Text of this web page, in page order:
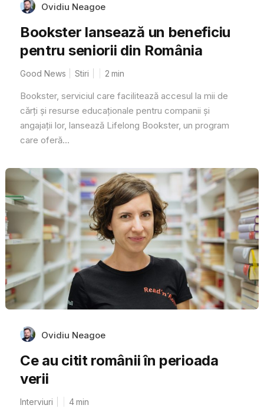
Ovidiu Neagoe
Bookster lansează un beneficiu
pentru seniorii din România
Good News Stiri 2 min
Bookster, serviciul care facilitează accesul la mii de
cărți și resurse educaționale pentru companii și
angajații lor, lansează Lifelong Bookster, un program
care oferă...
Ovidiu Neagoe
Ce au citit românii în perioada
verii
Interviuri 4min